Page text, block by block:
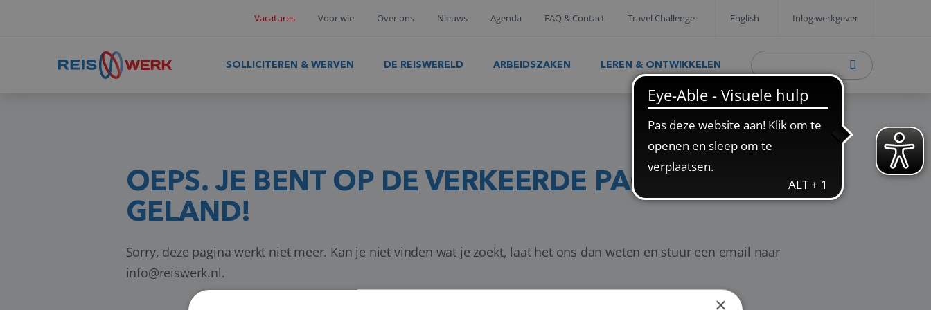
Vacatures Voor wie Over ons Nieuws Agenda FAQ & Contact Travel Challenge English Inlog werkgever
SOLLICITEREN & WERVEN DE REISWERELD ARBEIDSZAKEN LEREN & ONTWIKKELEN
OEPS. JE BENT OP DE VERKEERDE PAGINA
GELAND!
Sorry, deze pagina werkt niet meer. Kan je niet vinden wat je zoekt, laat het ons dan weten en stuur een email naar
info@reiswerk.nl.
×